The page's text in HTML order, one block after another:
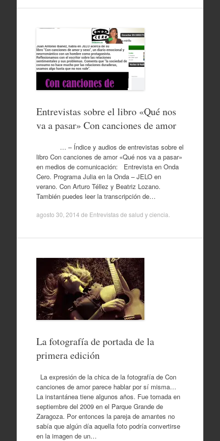
Entrevistas sobre el libro «Qué nos
va a pasar» Con canciones de amor
… – Índice y audios de entrevistas sobre el
libro Con canciones de amor «Qué nos va a pasar»
en medios de comunicación: Entrevista en Onda
Cero. Programa Julia en la Onda – JELO en
verano. Con Arturo Téllez y Beatriz Lozano.
También puedes leer la transcripción de…
agosto 30, 2014 de Entrevistas de salud y ciencia
La fotografía de portada de la
primera edición
La expresión de la chica de la fotografía de Con
canciones de amor parece hablar por sí misma…
La instantánea tiene algunos años. Fue tomada en
septiembre del 2009 en el Parque Grande de
Zaragoza. Por entonces la pareja de amantes no
sabía que algún día aquella foto podría convertirse
en la imagen de un…